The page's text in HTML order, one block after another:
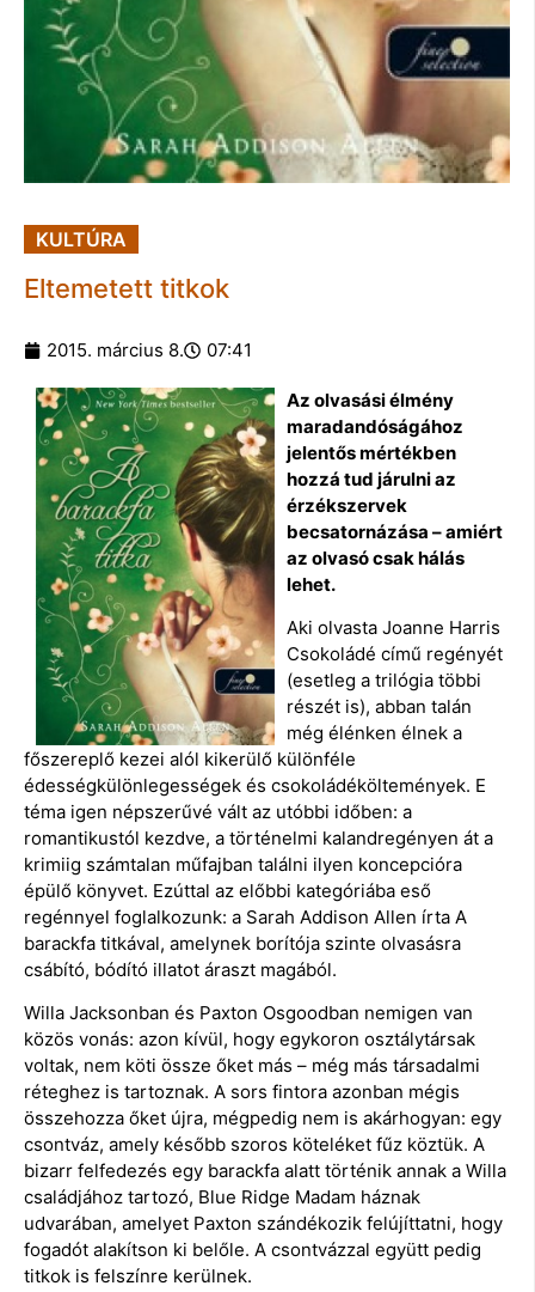
KULTÚRA
Eltemetett titkok
2015. március 8. 07:41
Az olvasási élmény
maradandóságához
jelentős mértékben
hozzá tud járulni az
érzékszervek
becsatornázása – amiért
az olvasó csak hálás
lehet.
Aki olvasta Joanne Harris
Csokoládé című regényét
(esetleg a trilógia többi
részét is), abban talán
még élénken élnek a
főszereplő kezei alól kikerülő különféle
édességkülönlegességek és csokoládéköltemények. E
téma igen népszerűvé vált az utóbbi időben: a
romantikustól kezdve, a történelmi kalandregényen át a
krimiig számtalan műfajban találni ilyen koncepcióra
épülő könyvet. Ezúttal az előbbi kategóriába eső
regénnyel foglalkozunk: a Sarah Addison Allen írta A
barackfa titkával, amelynek borítója szinte olvasásra
csábító, bódító illatot áraszt magából.
Willa Jacksonban és Paxton Osgoodban nemigen van
közös vonás: azon kívül, hogy egykoron osztálytársak
voltak, nem köti össze őket más – még más társadalmi
réteghez is tartoznak. A sors fintora azonban mégis
összehozza őket újra, mégpedig nem is akárhogyan: egy
csontváz, amely később szoros köteléket fűz köztük. A
bizarr felfedezés egy barackfa alatt történik annak a Willa
családjához tartozó, Blue Ridge Madam háznak
udvarában, amelyet Paxton szándékozik felújíttatni, hogy
fogadót alakítson ki belőle. A csontvázzal együtt pedig
titkok is felszínre kerülnek.